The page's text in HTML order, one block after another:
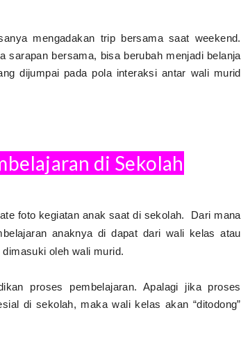
mengadakan trip bersama saat weekend.
sarapan bersama, bisa berubah menjadi belanja
dijumpai pada pola interaksi antar wali murid
di Sekolah
foto kegiatan anak saat di sekolah. Dari mana
anaknya di dapat dari wali kelas atau
oleh wali murid.
proses pembelajaran. Apalagi jika proses
di sekolah, maka wali kelas akan “ditodong”